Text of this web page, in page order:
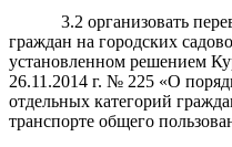
3.2 организовать
граждан на городских
установленном решением
26.11.2014 г. № 225 «О
отдельных категорий
транспорте общего